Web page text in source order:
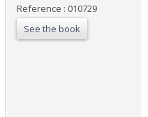
Reference : 010729
See the book